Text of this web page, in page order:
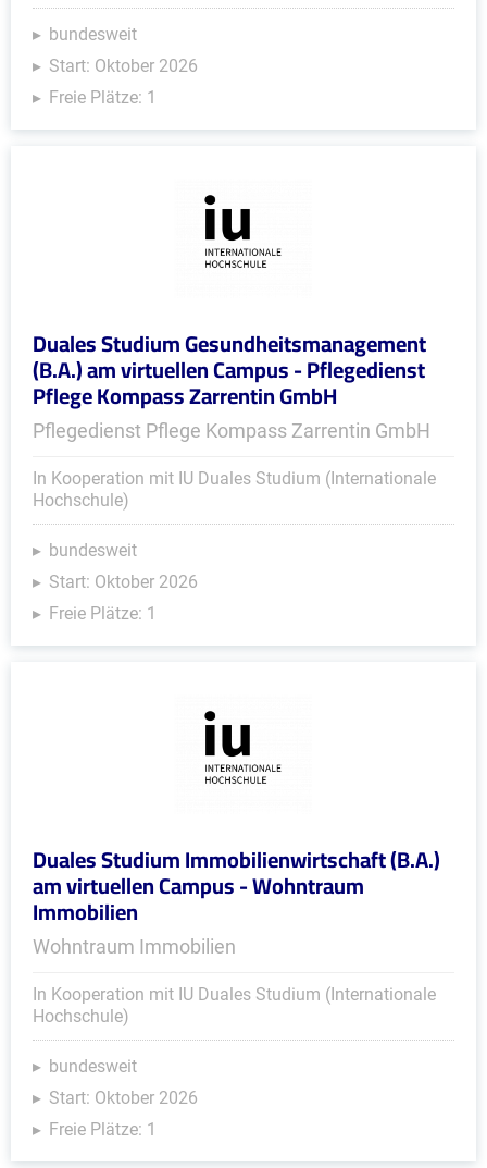
bundesweit
Start: Oktober 2026
Freie Plätze: 1
Duales Studium Gesundheitsmanagement
(B.A.) am virtuellen Campus - Pflegedienst
Pflege Kompass Zarrentin GmbH
Pflegedienst Pflege Kompass Zarrentin GmbH
In Kooperation mit IU Duales Studium (Internationale
Hochschule)
bundesweit
Start: Oktober 2026
Freie Plätze: 1
Duales Studium Immobilienwirtschaft (B.A.)
am virtuellen Campus - Wohntraum
Immobilien
Wohntraum Immobilien
In Kooperation mit IU Duales Studium (Internationale
Hochschule)
bundesweit
Start: Oktober 2026
Freie Plätze: 1